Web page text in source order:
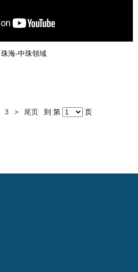
珠海-中珠領域
3 > 尾页 到 第 页